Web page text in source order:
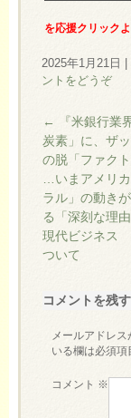
を応援クリック
2025年1月21日
ントをどうぞ
←
『米銀行業
炭素」に、ザ
の脱「ファクト
…いまアメリ
ラル」の動き
る「深刻な理
現代ビジネス
ついて
コメントを残す
メールアドレス
いる欄は必須項
コメント ※